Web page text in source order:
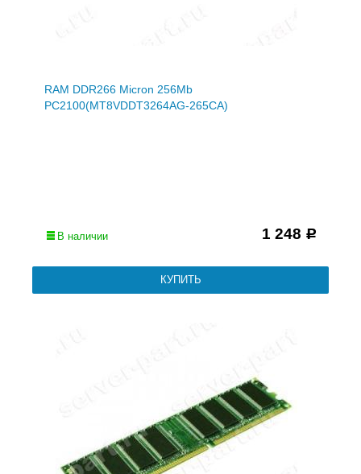
RAM DDR266 Micron 256Mb
PC2100(MT8VDDT3264AG-265CA)
В наличии 1 248 Р